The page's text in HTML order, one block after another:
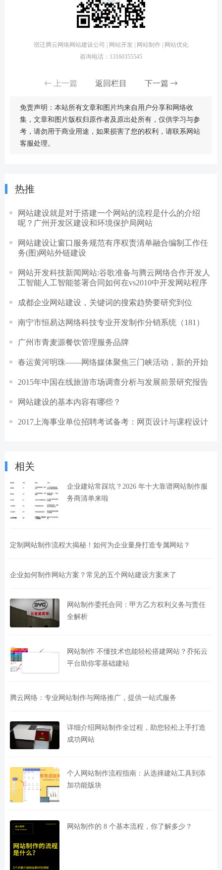
宿迁腾云网络网站建设公司 | 网站开发 | 网站制作 | 网站优化
咨询电话：13160355545
上一篇 返回栏目 下一篇
免责声明：本站所有文章和图片均来自用户分享和网络收
集，文章和图片版权归原作者及原出处所有，仅供学习与参
考，请勿用于商业用途，如果损害了您的权利，请联系网站
客服处理。
热推
网站建设就是对于搭建一个网站的流程是什么的介绍
呢？广州开发区建设和环境保护局网站
网站建设让窗口服务规范有序权责清单融合编制工作任
务(图)网站外链建设
网站开发科技新闻网站:谷歌准备与腾云网络合作开发人
工智能人工智能签署合同如何在vs2010中开发网站程序
成都企业网站建设，关键词的搜索趋势要研究到位
南宁市恒易达网络科技专业开发制作分销系统（181）
广州市青麦源餐饮管理服务品牌
春运黄河明珠——网络媒体聚焦三门峡活动，新的开始
2015年中国在线旅游市场调查分析与发展前景研究报告
网站建设的基本内容有哪些？
2017上海事业单位招聘考试备考：网页设计与课程设计
相关
企业建站常踩坑？2026 年十大靠谱网站制作服
务商清单来啦
定制网站制作流程大揭秘！如何为企业量身打造专属网站？
企业如何制作网站方案？常见的五个网站建设方案来了
网站制作委托合同：甲方乙方权利义务与责任
全解析
网站制作 不懂技术也能轻松搭建网站？乔拓云
平台助你零基础建站
腾云网络：专业网站制作与网络推广，提供一站式服务
详细介绍网站制作全过程，助您轻松上手打造
成功网站
个人网站制作流程指南：从选择建站工具到添
加功能版块
网站制作的 8 个基本流程，你了解多少？